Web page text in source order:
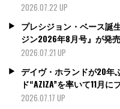
2026.07.22 UP
プレシジョン・ベース誕
ジン2026年8月号』が発売
2026.07.21 UP
デイヴ・ホランドが20年
ド“AZIZA”を率いて11月
2026.07.17 UP